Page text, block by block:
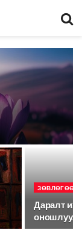
ЗӨВЛӨГӨӨ
Даралт